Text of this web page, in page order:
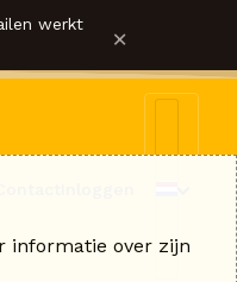
werkt ×
informatie over zijn